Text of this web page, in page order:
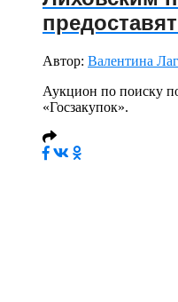
Автор: Валентина
Аукцион по поиску
«Госзакупок».